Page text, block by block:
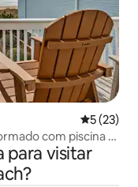
5 de uma
5 (23)
com piscina -
para visitar